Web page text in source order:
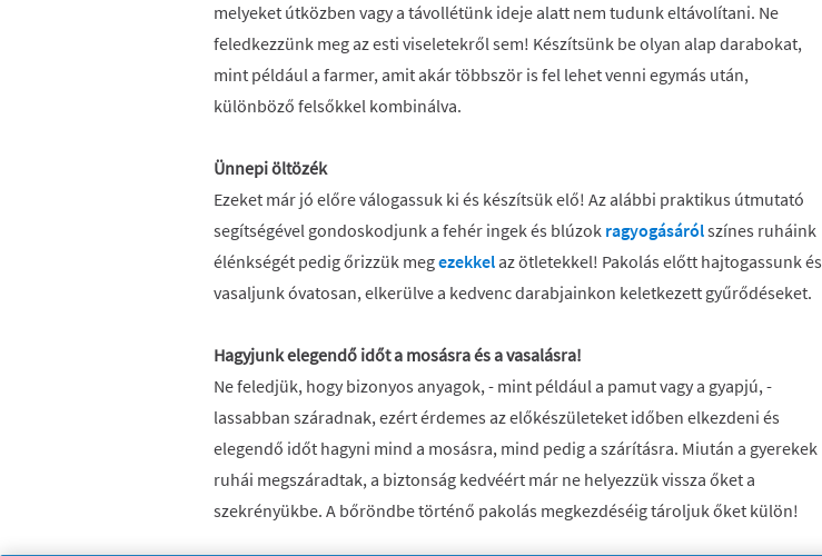
melyeket útközben vagy a távollétünk ideje alatt nem tudunk eltávolítani. Ne
feledkezzünk meg az esti viseletekről sem! Készítsünk be olyan alap darabokat,
mint például a farmer, amit akár többször is fel lehet venni egymás után,
különböző felsőkkel kombinálva.
Ünnepi öltözék
Ezeket már jó előre válogassuk ki és készítsük elő! Az alábbi praktikus útmutató
segítségével gondoskodjunk a fehér ingek és blúzok ragyogásárólszínes ruháink
élénkségét pedig őrizzük megezekkel az ötletekkel! Pakolás előtt hajtogassunk és
vasaljunk óvatosan, elkerülve a kedvenc darabjainkon keletkezett gyűrődéseket.
Hagyjunk elegendő időt a mosásra és a vasalásra!
Ne feledjük, hogy bizonyos anyagok, - mint például a pamut vagy a gyapjú, -
lassabban száradnak, ezért érdemes az előkészületeket időben elkezdeni és
elegendő időt hagyni mind a mosásra, mind pedig a szárításra. Miután a gyerekek
ruhái megszáradtak, a biztonság kedvéért már ne helyezzük vissza őket a
szekrényükbe. A bőröndbe történő pakolás megkezdéséig tároljuk őket külön!